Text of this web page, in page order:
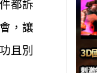
都訴
，讓
且別